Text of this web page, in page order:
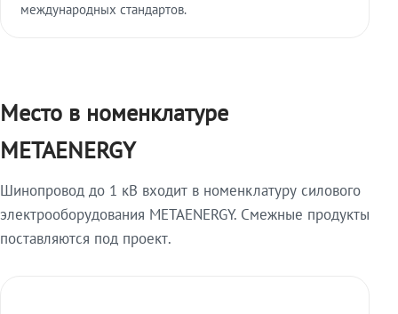
международных стандартов.
Место в номенклатуре
METAENERGY
Шинопровод до 1 кВ входит в номенклатуру силового
электрооборудования METAENERGY. Смежные продукты
поставляются под проект.